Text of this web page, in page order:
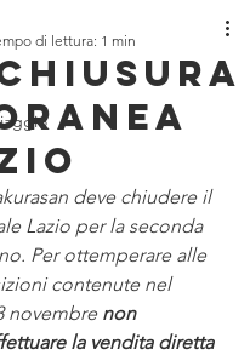
di lettura: 1 min
deve chiudere il
Lazio per la seconda
Per ottemperare alle
contenute nel
novembre non
la vendita diretta